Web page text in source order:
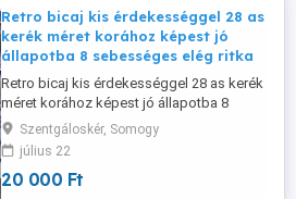
Retro bicaj kis érdekességgel 28 as
kerék méret korához képest jó
állapotba 8 sebességes elég ritka
Retro bicaj kis érdekességgel 28 as kerék
méret korához képest jó állapotba 8
sebességes elég ritka váltóval ami
működik.Felújításra vagy használatra.Ára
20-ezer ft.
Szentgáloskér, Somogy
július 22
20 000 Ft